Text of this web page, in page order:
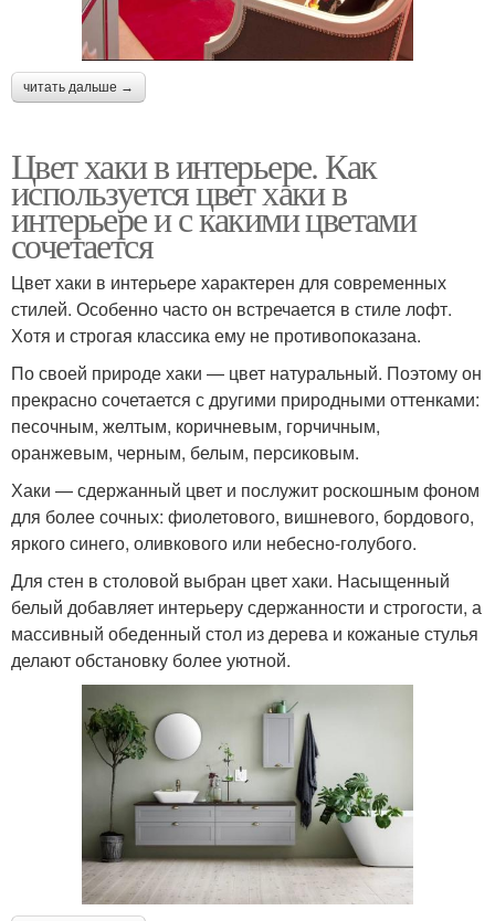
читать дальше →
Цвет хаки в интерьере. Как
используется цвет хаки в
интерьере и с какими цветами
сочетается
Цвет хаки в интерьере характерен для современных
стилей. Особенно часто он встречается в стиле лофт.
Хотя и строгая классика ему не противопоказана.
По своей природе хаки — цвет натуральный. Поэтому он
прекрасно сочетается с другими природными оттенками:
песочным, желтым, коричневым, горчичным,
оранжевым, черным, белым, персиковым.
Хаки — сдержанный цвет и послужит роскошным фоном
для более сочных: фиолетового, вишневого, бордового,
яркого синего, оливкового или небесно-голубого.
Для стен в столовой выбран цвет хаки. Насыщенный
белый добавляет интерьеру сдержанности и строгости, а
массивный обеденный стол из дерева и кожаные стулья
делают обстановку более уютной.